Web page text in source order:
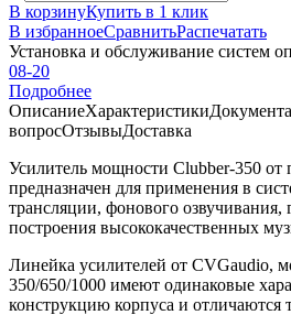
В корзинуКупить в 1 клик
В избранноеСравнитьРаспечатать
Установка и обслуживание систем
08-20
Подробнее
ОписаниеХарактеристики
вопросОтзывыДоставка
Усилитель мощности Clubber-350 от
предназначен для применения в
трансляции, фонового озвучивания,
построения высококачественных
Линейка усилителей от CVGaudio,
350/650/1000 имеют одинаковые
конструкцию корпуса и отличаются